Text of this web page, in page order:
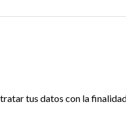
tratar tus datos con la